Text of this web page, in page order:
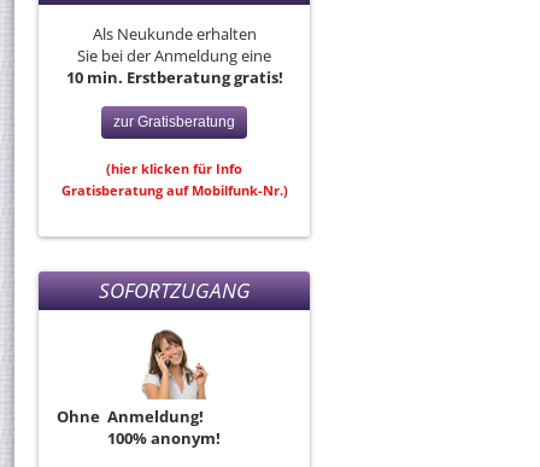
Als Neukunde erhalten
Sie bei der Anmeldung eine
10 min. Erstberatung gratis!
zur Gratisberatung
(hier klicken für Info
Gratisberatung auf Mobilfunk-Nr.)
SOFORTZUGANG
Ohne Anmeldung!
100% anonym!